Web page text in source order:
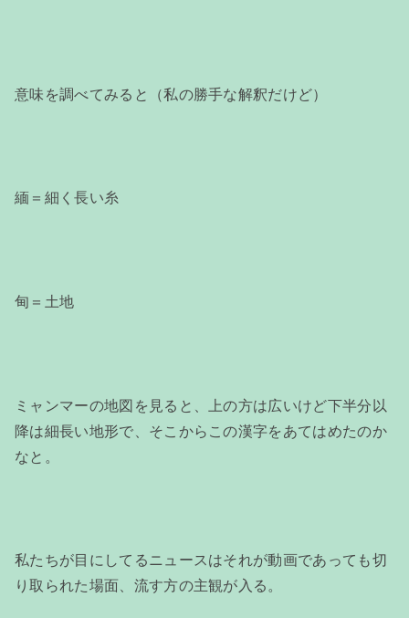
意味を調べてみると（私の勝手な解釈だけど）
緬＝細く長い糸
甸＝土地
ミャンマーの地図を見ると、上の方は広いけど下半分以
降は細長い地形で、そこからこの漢字をあてはめたのか
なと。
私たちが目にしてるニュースはそれが動画であっても切
り取られた場面、流す方の主観が入る。